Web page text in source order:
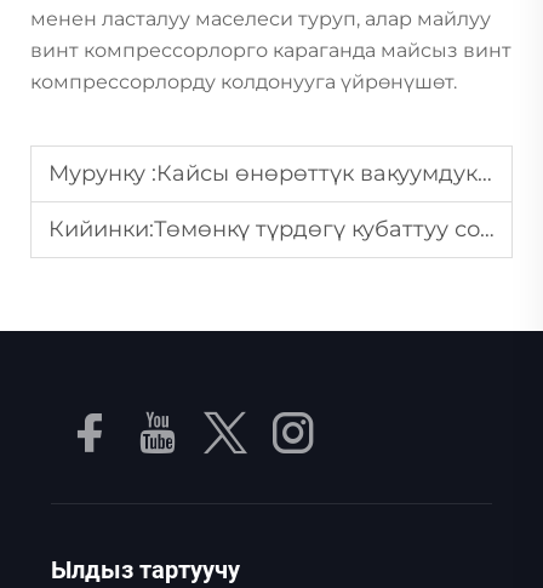
менен ласталуу маселеси туруп, алар майлуу
винт компрессорлорго караганда майсыз винт
компрессорлорду колдонууга үйрөнүшөт.
Мурунку :Кайсы өнөрөттүк вакуумдук насос кургак чөп тазалоого ыңгайлуу?
Кийинки:Төмөнкү түрдөгү кубаттуу соргучтук күчү бар жана түрдүүлүгү аз вакуумдуу соргучтук тандоо ыкмасы?
Ылдыз тартуучу